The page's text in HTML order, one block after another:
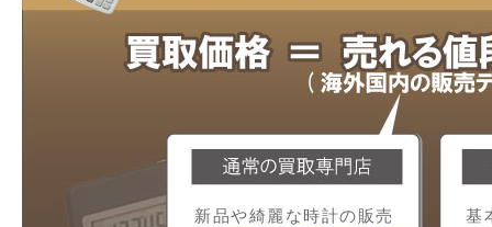
新品や綺麗な時計の販売
基